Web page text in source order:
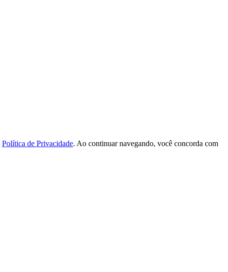
Política de Privacidade. Ao continuar navegando, você concorda com